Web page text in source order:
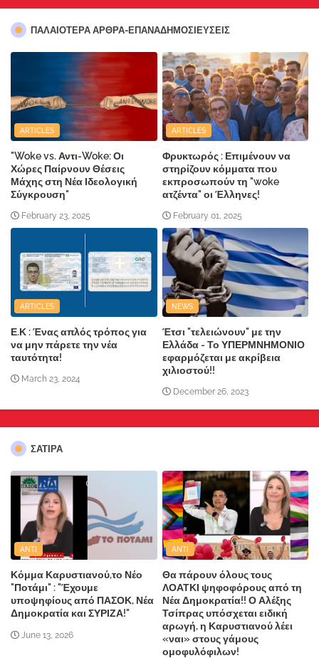
ΠΑΛΑΙΟΤΕΡΑ ΑΡΘΡΑ-ΕΠΑΝΑΔΗΜΟΣΙΕΥΣΕΙΣ
ARTICLES
"Woke vs. Αντι-Woke: Οι
Χώρες Παίρνουν Θέσεις
Μάχης στη Νέα Ιδεολογική
Σύγκρουση"
February 23, 2025
ARTICLES
Φρυκτωρός : Επιμένουν να
στηρίζουν κόμματα που
εκπροσωπούν τη "woke
ατζέντα" οι Έλληνες!
February 01, 2025
ARTICLES
Ε.Κ : Ένας απλός τρόπος για
να μην πάρετε την νέα
ταυτότητα!
March 23, 2024
NEWS
Έτσι "τελειώνουν" με την
Ελλάδα - Το ΥΠΕΡΜΝΗΜΟΝΙΟ
εφαρμόζεται με ακρίβεια
χιλιοστού!!
December 26, 2023
ΣΑΤΙΡΑ
ANTI
Κόμμα Καρυστιανού,το Νέο
"Ποτάμι" : "Έχουμε
υποψηφίους από ΠΑΣΟΚ, Νέα
Δημοκρατία και ΣΥΡΙΖΑ!"
June 13, 2026
ANTI
Θα πάρουν όλους τους
ΛΟΑΤΚΙ ψηφοφόρους από τη
Νέα Δημοκρατία!! Ο Αλέξης
Τσίπρας υπόσχεται ειδική
αρωγή, η Καρυστιανού λέει
«ναι» στους γάμους
ομοφυλόφιλων!